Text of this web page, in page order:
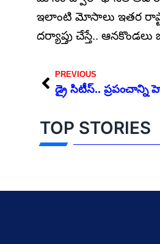
ఇలాంటి మోసాలు ఇతర
దర్యాప్తు చేస్తే..
Prev
PREVIOUS
డ్రై సిటీస్.. ప్రపంచాన్ని
TOP STORIES